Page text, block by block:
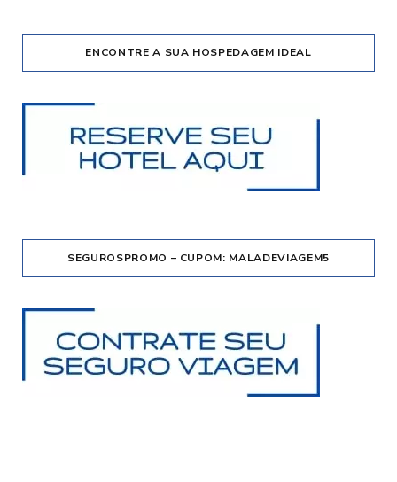
ENCONTRE A SUA HOSPEDAGEM IDEAL
SEGUROSPROMO – CUPOM: MALADEVIAGEM5